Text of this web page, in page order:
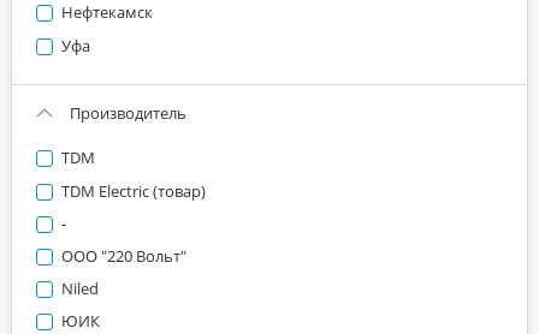
Нефтекамск
Уфа
Производитель
TDM
TDM Electric (товар)
-
ООО "220 Вольт"
Niled
ЮИК